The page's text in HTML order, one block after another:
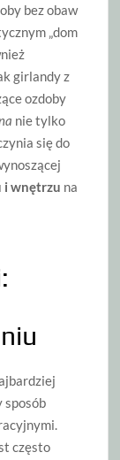
bez obaw
„dom
girlandy z
ozdoby
nie tylko
się do
i wnętrzu na
sposób
często